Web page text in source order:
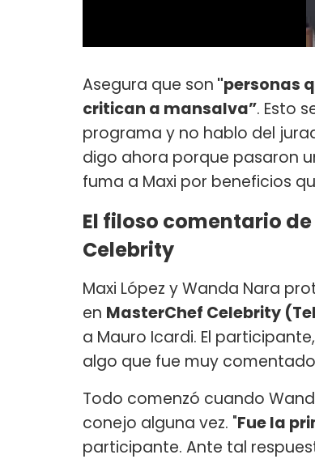
Asegura que son "personas
critican a mansalva”. Esto
programa y no hablo del
digo ahora porque pasaron
fuma a Maxi por beneficios
El filoso comentario
Celebrity
Maxi López y Wanda Nara
en MasterChef Celebrity
a Mauro Icardi. El
algo que fue muy
Todo comenzó cuando
conejo alguna vez. "Fue la
participante. Ante tal